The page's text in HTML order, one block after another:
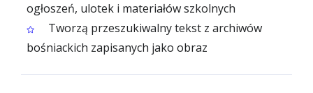
ogłoszeń, ulotek i materiałów szkolnych
Tworzą przeszukiwalny tekst z archiwów
bośniackich zapisanych jako obraz